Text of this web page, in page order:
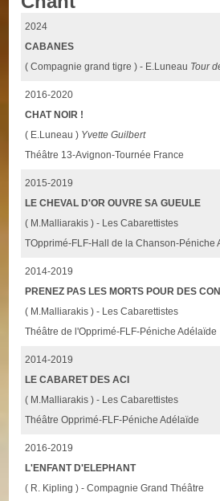
2024
CABANES
( Compagnie grand tigre ) - E.Luneau Tour
2016-2020
CHAT NOIR !
( E.Luneau ) Yvette Guilbert
Théâtre 13-Avignon-Tournée France
2015-2019
LE CHEVAL D'OR OUVRE SA GUEULE
( M.Malliarakis ) - Les Cabarettistes
TOpprimé-FLF-Hall de la Chanson-Péniche
2014-2019
PRENEZ PAS LES MORTS POUR DES
( M.Malliarakis ) - Les Cabarettistes
Théâtre de l'Opprimé-FLF-Péniche Adélaïde
2014-2019
LE CABARET DES ACI
( M.Malliarakis ) - Les Cabarettistes
Théâtre Opprimé-FLF-Péniche Adélaïde
2016-2019
L'ENFANT D'ELEPHANT
( R. Kipling ) - Compagnie Grand Théâtre